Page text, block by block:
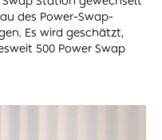
des Power-Swap-
Es wird geschätzt,
500 Power Swap